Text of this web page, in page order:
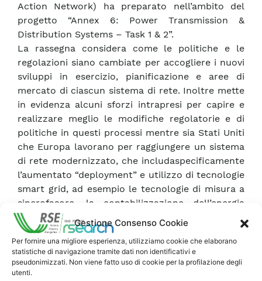
Gestione Consenso Cookie
Per fornire una migliore esperienza, utilizziamo cookie che elaborano
statistiche di navigazione tramite dati non identificativi e
pseudonimizzati. Non viene fatto uso di cookie per la profilazione degli
utenti.
Action Network) ha preparato nell’ambito del
progetto “Annex 6: Power Transmission &
Distribution Systems – Task 1 & 2”.
La rassegna considera come le politiche e le
regolazioni siano cambiate per accogliere i nuovi
sviluppi in esercizio, pianificazione e aree di
mercato di ciascun sistema di rete. Inoltre mette
in evidenza alcuni sforzi intrapresi per capire e
realizzare meglio le modifiche regolatorie e di
politiche in questi processi mentre sia Stati Uniti
che Europa lavorano per raggiungere un sistema
di rete modernizzato, che includaspecificamente
l’aumentato “deployment” e utilizzo di tecnologie
smart grid, ad esempio le tecnologie di misura a
sincrofasore, la contabilizzazione dell’energia
netta prelevata dalla rete, la generazione
distribuita, l’accumulo di energia e l’infrastruttura
di contatori intelligenti.